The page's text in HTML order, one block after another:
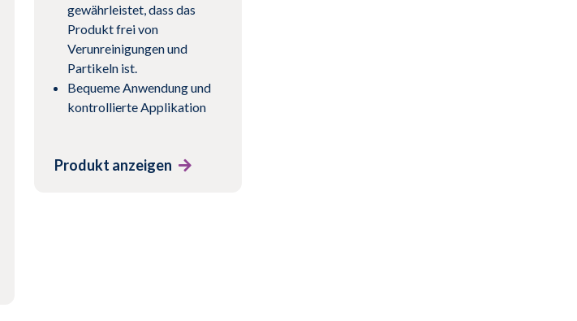
gewährleistet, dass das
Produkt frei von
Verunreinigungen und
Partikeln ist.
Bequeme Anwendung und
kontrollierte Applikation
Produkt anzeigen